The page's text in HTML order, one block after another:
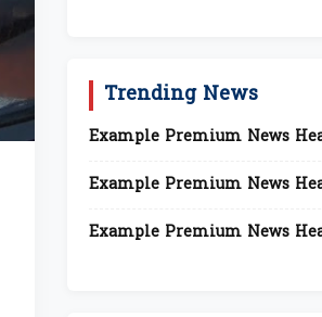
Trending News
Example Premium News
Example Premium News
Example Premium News